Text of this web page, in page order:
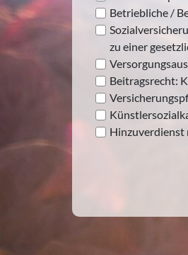
Betriebliche /
zu einer
Beitragsrecht:
Hinzuverdienst